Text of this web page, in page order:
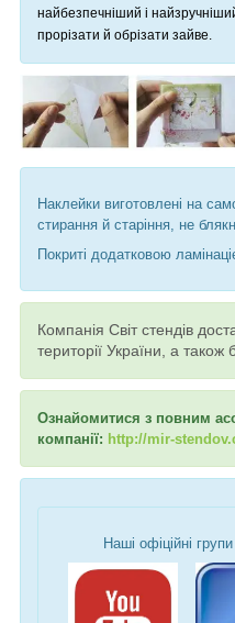
найбезпечніший і
прорізати й обрізати зайве.
Наклейки виготовлені на
стирання й старіння, не
Покриті додатковою
Компанія Світ стендів
території України, а також
Ознайомитися з повним
компанії: http://mir-
Наші офіційні